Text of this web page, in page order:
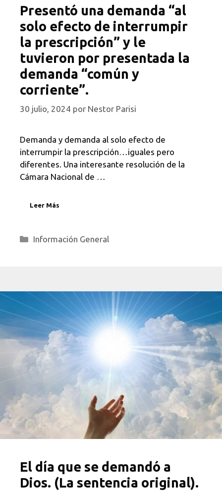
Presentó una demanda “al
solo efecto de interrumpir
la prescripción” y le
tuvieron por presentada la
demanda “común y
corriente”.
30 julio, 2024 por Nestor Parisi
Demanda y demanda al solo efecto de
interrumpir la prescripción…iguales pero
diferentes. Una interesante resolución de la
Cámara Nacional de …
Leer Más
Categorías
Información General
El día que se demandó a
Dios. (La sentencia original).